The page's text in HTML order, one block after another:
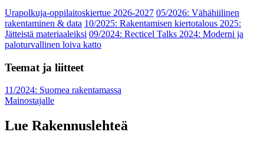
Urapolkuja-oppilaitoskiertue 2026-2027 05/2026: Vähähiilinen
rakentaminen & data 10/2025: Rakentamisen kiertotalous 2025:
Jätteistä materiaaleiksi 09/2024: Recticel Talks 2024: Moderni ja
paloturvallinen loiva katto
Teemat ja liitteet
11/2024: Suomea rakentamassa
Mainostajalle
Lue Rakennuslehteä